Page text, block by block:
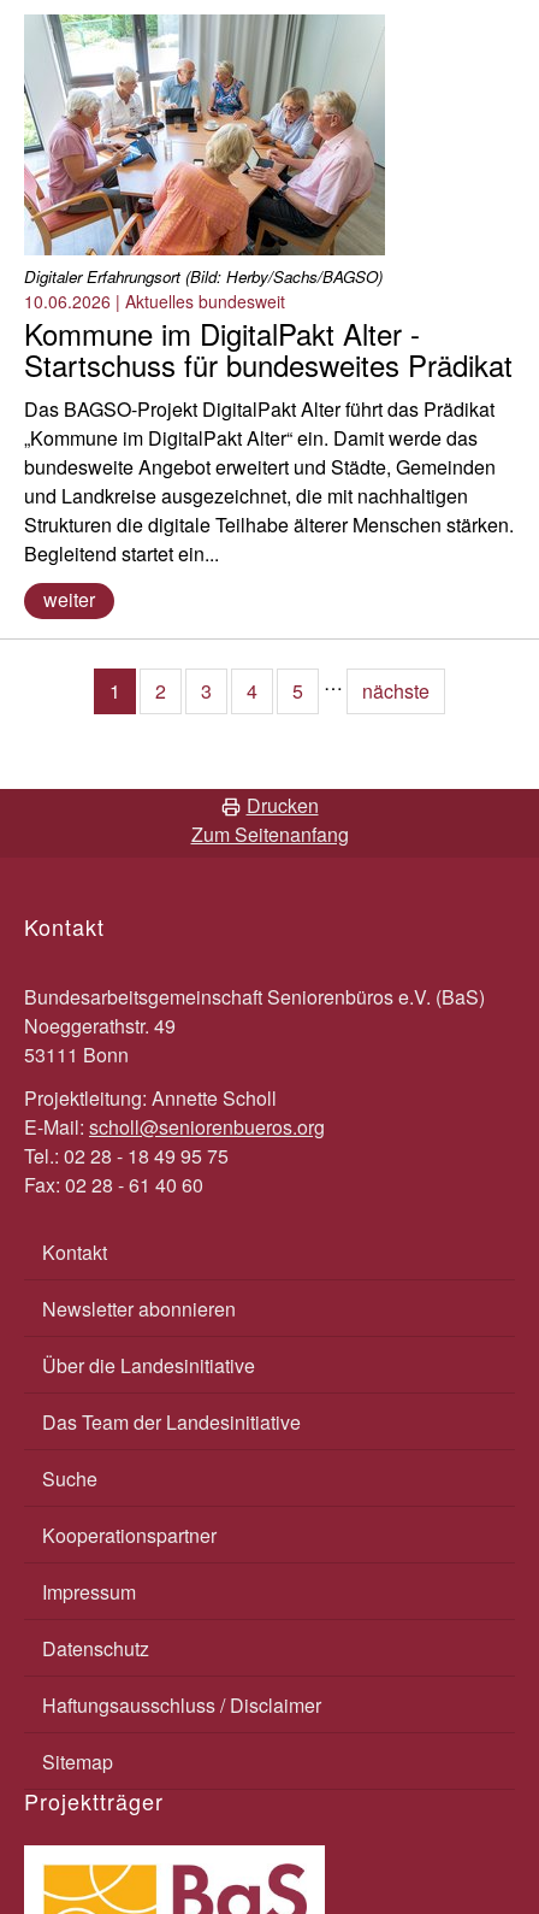
Digitaler Erfahrungsort (Bild: Herby/Sachs/BAGSO)
10.06.2026 | Aktuelles bundesweit
Kommune im DigitalPakt Alter -
Startschuss für bundesweites Prädikat
Das BAGSO-Projekt DigitalPakt Alter führt das Prädikat
„Kommune im DigitalPakt Alter“ ein. Damit werde das
bundesweite Angebot erweitert und Städte, Gemeinden
und Landkreise ausgezeichnet, die mit nachhaltigen
Strukturen die digitale Teilhabe älterer Menschen stärken.
Begleitend startet ein...
weiter
1 2 3 4 5 … nächste
Drucken
Zum Seitenanfang
Kontakt
Bundesarbeitsgemeinschaft Seniorenbüros e.V. (BaS)
Noeggerathstr. 49
53111 Bonn
Projektleitung: Annette Scholl
E-Mail: scholl@seniorenbueros.org
Tel.: 02 28 - 18 49 95 75
Fax: 02 28 - 61 40 60
Kontakt
Newsletter abonnieren
Über die Landesinitiative
Das Team der Landesinitiative
Suche
Kooperationspartner
Impressum
Datenschutz
Haftungsausschluss / Disclaimer
Sitemap
Projektträger